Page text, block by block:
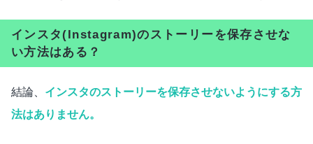
インスタ(Instagram)のストーリーを保存させな
い方法はある？
結論、 インスタのストーリーを保存させないようにする方
法はありません。